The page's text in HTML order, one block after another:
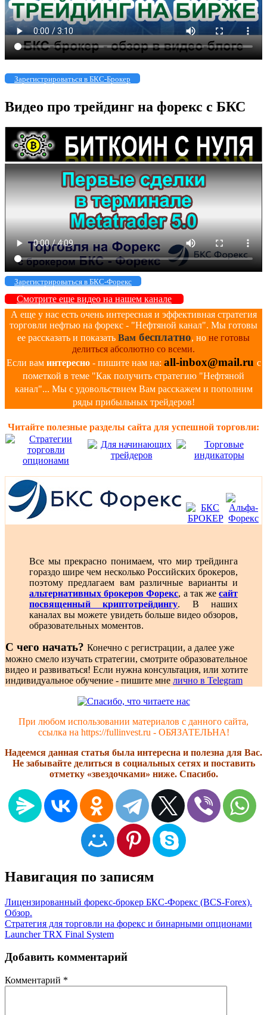
Зарегистрироваться в БКС-Брокер
Видео про трейдинг на форекс с БКС
Зарегистрироваться в БКС-Форекс
Смотрите еще видео на нашем канале
А еще у нас есть очень интересная и эффективная стратегия
торговли нефтью на форекс - "Нефтяной канал". Мы готовы
ее рассказать и показать Вам бесплатно, но не готовы
делиться абсолютно со всеми.
Если вам интересно- пишите нам на: all-inbox@mail.ru с
пометкой в теме "Как получить стратегию "Нефтяной
канал"... Мы с удовольствием Вам расскажем и пополним
ряды прибыльных трейдеров!
Читайте полезные разделы сайта для успешной торговли:
Все мы прекрасно понимаем, что мир трейдинга
гораздо шире чем несколько Российских брокеров,
поэтому предлагаем вам различные варианты и
альтернативных брокеров Форекс, а так жесайт
посвященный криптотрейдингу. В наших
каналах вы можете увидеть больше видео обзоров,
образовательных моментов.
С чего начать? Конечно с регистрации, а далее уже
можно смело изучать стратегии, смотрите образовательное
видео и развиваться! Если нужна консультация, или хотите
индивидуальное обучение - пишите мне лично в Telegram
При любом использовании материалов с данного сайта,
ссылка на https://fullinvest.ru - ОБЯЗАТЕЛЬНА!
Надеемся данная статья была интересна и полезна для Вас.
Не забывайте делиться в социальных сетях и поставить
отметку «звездочками» ниже. Спасибо.
Навигация по записям
Лицензированный форекс-брокер БКС-Форекс (BCS-Forex).
Обзор.
Стратегия для торговли на форекс и бинарными опционами
Launcher TRX Final System
Добавить комментарий
Комментарий *